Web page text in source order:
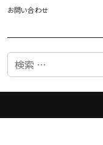
お問い合わせ
検